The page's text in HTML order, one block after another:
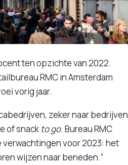
ten opzichte van 2022.
RMC in Amsterdam
vorig jaar.
zeker naar bedrijven
of snack to go. Bureau RMC
voor 2023: het
wijzen naar beneden.”